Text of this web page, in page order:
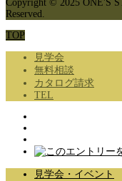
Copyright © 2025 ONE'S
Reserved.
TOP
見学会
無料相談
カタログ請求
TEL
見学会・イベント